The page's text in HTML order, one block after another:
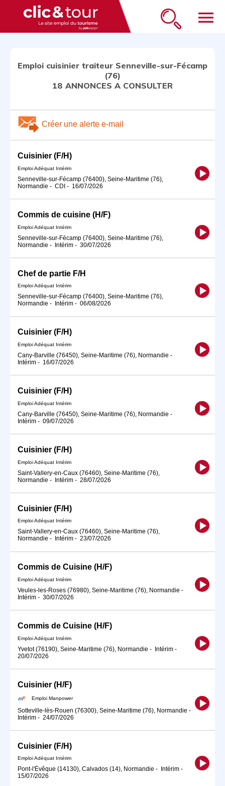
menu
Emploi cuisinier traiteur Senneville-sur-Fécamp
(76)
18 ANNONCES A CONSULTER
Créer une alerte e-mail
Cuisinier (F/H)
Emploi Adéquat Intérim
Senneville-sur-Fécamp (76400), Seine-Maritime (76),
Normandie - CDI - 16/07/2026
Commis de cuisine (H/F)
Emploi Adéquat Intérim
Senneville-sur-Fécamp (76400), Seine-Maritime (76),
Normandie - Intérim - 30/07/2026
Chef de partie F/H
Emploi Adéquat Intérim
Senneville-sur-Fécamp (76400), Seine-Maritime (76),
Normandie - Intérim - 06/08/2026
Cuisinier (F/H)
Emploi Adéquat Intérim
Cany-Barville (76450), Seine-Maritime (76), Normandie -
Intérim - 16/07/2026
Cuisinier (F/H)
Emploi Adéquat Intérim
Cany-Barville (76450), Seine-Maritime (76), Normandie -
Intérim - 09/07/2026
Cuisinier (F/H)
Emploi Adéquat Intérim
Saint-Vallery-en-Caux (76460), Seine-Maritime (76),
Normandie - Intérim - 28/07/2026
Cuisinier (F/H)
Emploi Adéquat Intérim
Saint-Vallery-en-Caux (76460), Seine-Maritime (76),
Normandie - Intérim - 23/07/2026
Commis de Cuisine (H/F)
Emploi Adéquat Intérim
Veules-les-Roses (76980), Seine-Maritime (76), Normandie -
Intérim - 30/07/2026
Commis de Cuisine (H/F)
Emploi Adéquat Intérim
Yvetot (76190), Seine-Maritime (76), Normandie - Intérim -
20/07/2026
Cuisinier (H/F)
Emploi Manpower
Sotteville-lès-Rouen (76300), Seine-Maritime (76), Normandie -
Intérim - 24/07/2026
Cuisinier (F/H)
Emploi Adéquat Intérim
Pont-l'Évêque (14130), Calvados (14), Normandie - Intérim -
15/07/2026